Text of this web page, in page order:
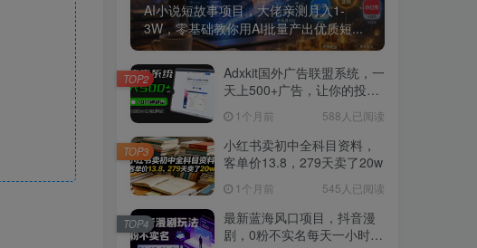
AI小说短故事项目，大佬亲测月入1-
3W，零基础教你用AI批量产出优质短...
Adxkit国外广告联盟系统，一
天上500+广告，让你的投放
1个月前 588人已阅读
TOP2
小红书卖初中全科目资料，
客单价13.8，279天卖了20w
1个月前 545人已阅读
TOP3
最新蓝海风口项目，抖音漫
剧，0粉不实名每天一小时，
TOP4